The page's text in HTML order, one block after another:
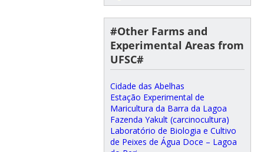
#Other Farms and
Experimental Areas from
UFSC#
Cidade das Abelhas
Estação Experimental de
Maricultura da Barra da Lagoa
Fazenda Yakult (carcinocultura)
Laboratório de Biologia e Cultivo
de Peixes de Água Doce – Lagoa